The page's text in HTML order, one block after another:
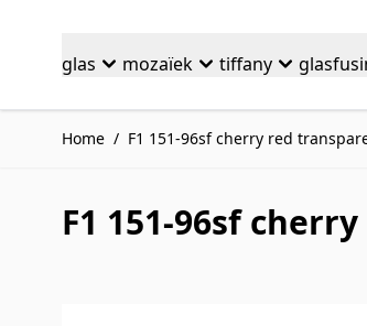
glas mozaïek tiffany
Home / F1 151-96sf cherry red
F1 151-96sf